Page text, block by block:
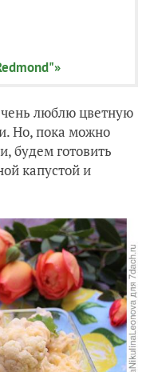
люблю цветную
Но, пока можно
будем готовить
капустой и